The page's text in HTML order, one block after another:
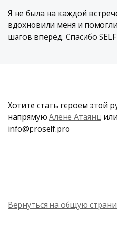
Я не была на каждой
вдохновили меня и
шагов вперёд. Спасибо SELF
Хотите стать героем этой
напрямую Алёне Атаянц
info@proself.pro
Вернуться на общую